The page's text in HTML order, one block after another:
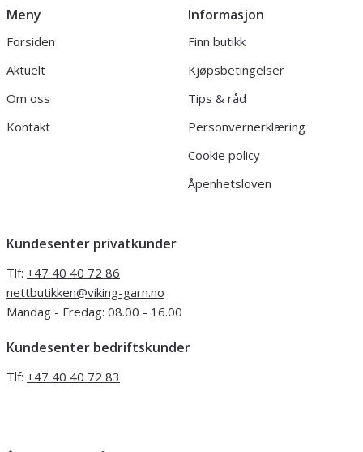
Meny
Forsiden
Aktuelt
Om oss
Kontakt
Informasjon
Finn butikk
Kjøpsbetingelser
Tips & råd
Personvernerklæring
Cookie policy
Åpenhetsloven
Kundesenter privatkunder
Tlf: +47 40 40 72 86
nettbutikken@viking-garn.no
Mandag - Fredag: 08.00 - 16.00
Kundesenter bedriftskunder
Tlf: +47 40 40 72 83